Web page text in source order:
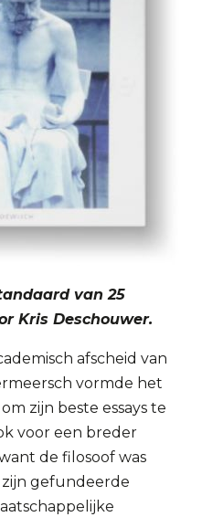
van 25
Kris Deschouwer.
afscheid van
vormde het
zijn beste essays te
voor een breder
de filosoof was
gefundeerde